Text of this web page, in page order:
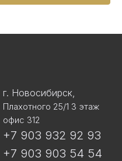
г. Новосибирск,
Плахотного 25/1 3 этаж
офис 312
+7 903 932 92 93
+7 903 903 54 54